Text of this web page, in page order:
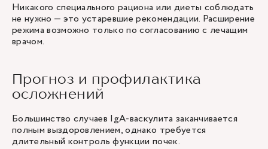
Никакого специального рациона или диеты соблюдать
не нужно — это устаревшие рекомендации. Расширение
режима возможно только по согласованию с лечащим
врачом.
Прогноз и профилактика
осложнений
Большинство случаев IgA-васкулита заканчивается
полным выздоровлением, однако требуется
длительный контроль функции почек.